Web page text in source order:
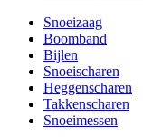
Snoeizaag
Boomband
Bijlen
Snoeischaren
Heggenscharen
Takkenscharen
Snoeimessen